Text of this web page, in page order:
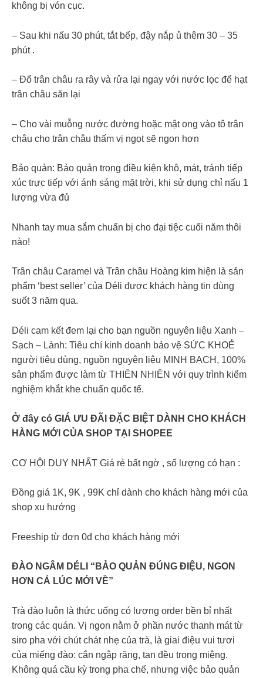
không bị vón cục.
– Sau khi nấu 30 phút, tắt bếp, đậy nắp ủ thêm 30 – 35
phút .
– Đổ trân châu ra rây và rửa lại ngay với nước lọc để hạt
trân châu săn lại
– Cho vài muỗng nước đường hoặc mật ong vào tô trân
châu cho trân châu thấm vị ngọt sẽ ngon hơn
Bảo quản: Bảo quản trong điều kiện khô, mát, tránh tiếp
xúc trực tiếp với ánh sáng mặt trời, khi sử dụng chỉ nấu 1
lượng vừa đủ
Nhanh tay mua sắm chuẩn bị cho đại tiệc cuối năm thôi
nào!
Trân châu Caramel và Trân châu Hoàng kim hiện là sản
phẩm ‘best seller’ của Déli được khách hàng tin dùng
suốt 3 năm qua.
Déli cam kết đem lại cho bạn nguồn nguyên liệu Xanh –
Sạch – Lành: Tiêu chí kinh doanh bảo vệ SỨC KHOẺ
người tiêu dùng, nguồn nguyên liệu MINH BẠCH, 100%
sản phẩm được làm từ THIÊN NHIÊN với quy trình kiểm
nghiệm khắt khe chuẩn quốc tế.
Ở đây có GIÁ ƯU ĐÃI ĐẶC BIỆT DÀNH CHO KHÁCH
HÀNG MỚI CỦA SHOP TẠI SHOPEE
CƠ HỘI DUY NHẤT Giá rẻ bất ngờ , số lượng có hạn :
Đồng giá 1K, 9K , 99K chỉ dành cho khách hàng mới của
shop xu hướng
Freeship từ đơn 0đ cho khách hàng mới
ĐÀO NGÂM DÉLI “BẢO QUẢN ĐÚNG ĐIỆU, NGON
HƠN CẢ LÚC MỚI VỀ”
Trà đào luôn là thức uống có lượng order bền bỉ nhất
trong các quán. Vị ngon nằm ở phần nước thanh mát từ
siro pha với chút chát nhẹ của trà, là giai điệu vui tươi
của miếng đào: cắn ngập răng, tan đều trong miệng.
Không quá cầu kỳ trong pha chế, nhưng việc bảo quản